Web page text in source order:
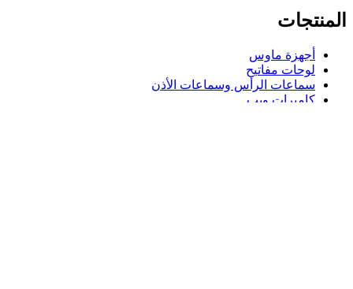
المنتجات
أجهزة ماوس
لوحات مفاتيح
سماعات الرأس وسماعات الأذن
كاميرات ويب